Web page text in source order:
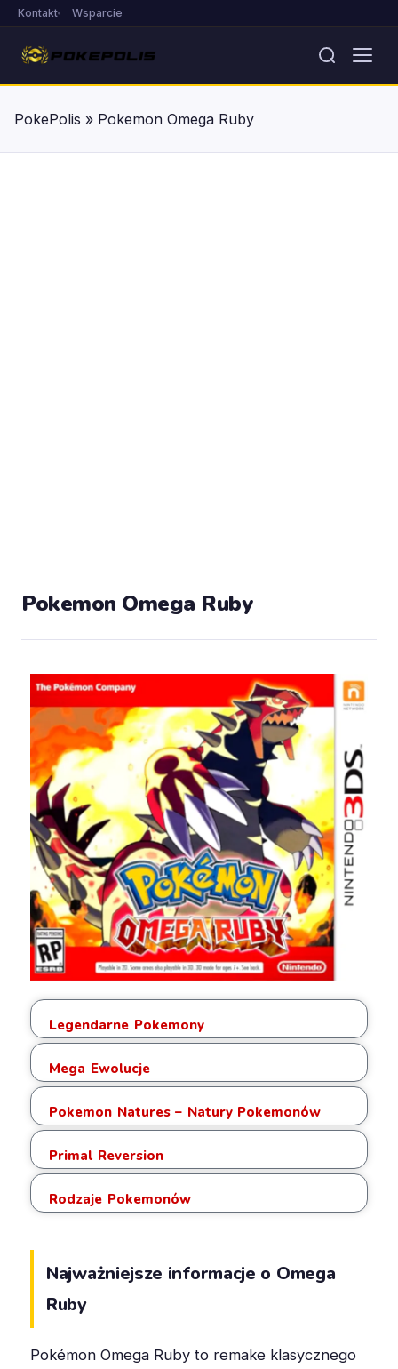
Kontakt Wsparcie
PokePolis » Pokemon Omega Ruby
Pokemon Omega Ruby
Legendarne Pokemony
Mega Ewolucje
Pokemon Natures – Natury Pokemonów
Primal Reversion
Rodzaje Pokemonów
Najważniejsze informacje o Omega
Ruby
Pokémon Omega Ruby to remake klasycznego